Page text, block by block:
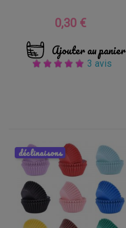
Prix
0,30 €
Ajouter au panier
3 avis
déclinaisons